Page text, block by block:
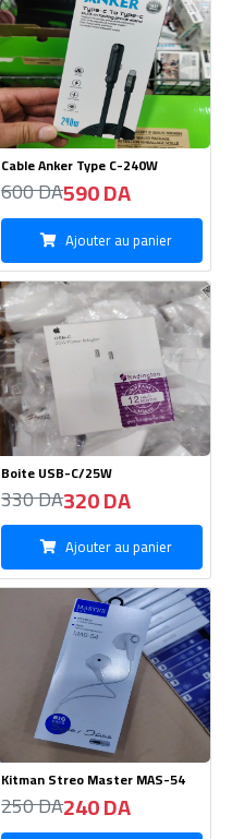
Cable Anker Type C-240W
600 DA590 DA
Ajouter au panier
Boite USB-C/25W
330 DA320 DA
Ajouter au panier
Kitman Streo Master MAS-54
250 DA240 DA